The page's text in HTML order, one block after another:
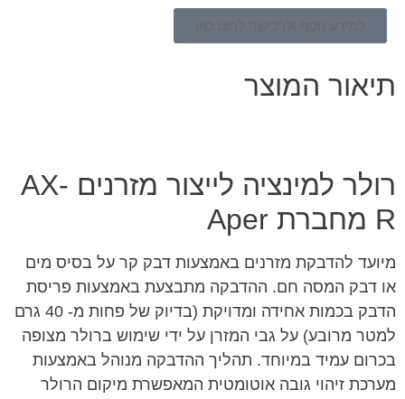
למידע נוסף ולרכישה לחצו כאן
תיאור המוצר
רולר למינציה לייצור מזרנים AX-
R מחברת Aper
מיועד להדבקת מזרנים באמצעות דבק קר על בסיס מים
או דבק המסה חם. ההדבקה מתבצעת באמצעות פריסת
הדבק בכמות אחידה ומדויקת (בדיוק של פחות מ- 40 גרם
למטר מרובע) על גבי המזרן על ידי שימוש ברולר מצופה
בכרום עמיד במיוחד. תהליך ההדבקה מנוהל באמצעות
מערכת זיהוי גובה אוטומטית המאפשרת מיקום הרולר